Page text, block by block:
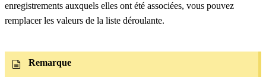
enregistrements auxquels elles ont été associées, vous pouvez
remplacer les valeurs de la liste déroulante.
Remarque